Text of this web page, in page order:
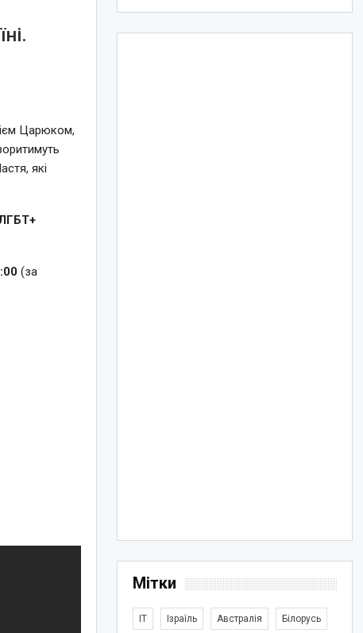
Царюком,
які
(за
Мітки
IT Ізраїль Австралія Білорусь